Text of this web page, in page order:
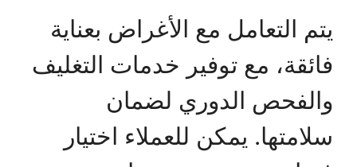
يتم التعامل مع الأغراض بعناية
فائقة، مع توفير خدمات التغليف
والفحص الدوري لضمان
سلامتها. يمكن للعملاء اختيار